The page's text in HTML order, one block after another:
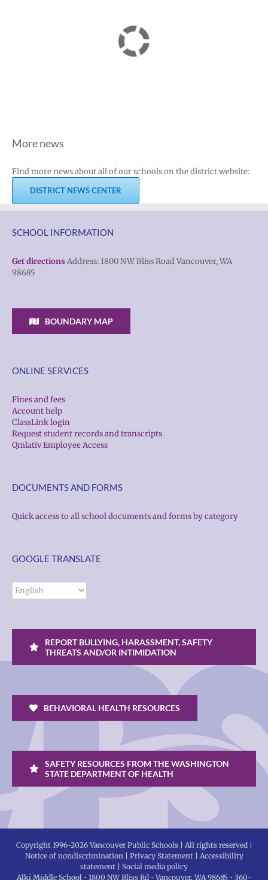
More news
Find more news about all of our schools on the district website:
DISTRICT NEWS CENTER
SCHOOL INFORMATION
Get directions Address: 1800 NW Bliss Road Vancouver, WA
98685
BOUNDARY MAP
ONLINE SERVICES
Fines and fees
Account help
ClassLink login
Request student records and transcripts
Qmlativ Employee Access
DOCUMENTS AND FORMS
Quick access to all school documents and forms by category
GOOGLE TRANSLATE
REPORT BULLYING, HARASSMENT, SAFETY
THREATS AND/OR INTIMIDATION
BEHAVIORAL HEALTH RESOURCES
SAFETY RESOURCES FROM THE WASHINGTON
STATE DEPARTMENT OF HEALTH
Copyright 1996-2026 Vancouver Public Schools | All rights reserved |
Notice of nondiscrimination| Privacy Statement| Accessibility
statement
Social media policy
Alki Middle School • 1800 NW Bliss Rd • Vancouver, WA 98685 • 360-